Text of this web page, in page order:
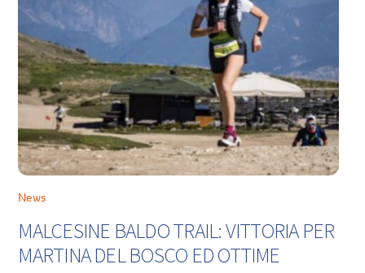
News
MALCESINE BALDO TRAIL: VITTORIA PER
MARTINA DEL BOSCO ED OTTIME